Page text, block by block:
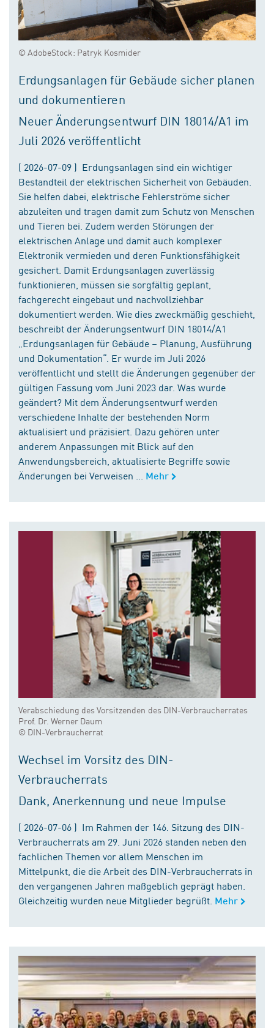
© AdobeStock: Patryk Kosmider
Erdungsanlagen für Gebäude sicher planen
und dokumentieren
Neuer Änderungsentwurf DIN 18014/A1 im
Juli 2026 veröffentlicht
( 2026-07-09 ) Erdungsanlagen sind ein wichtiger
Bestandteil der elektrischen Sicherheit von Gebäuden.
Sie helfen dabei, elektrische Fehlerströme sicher
abzuleiten und tragen damit zum Schutz von Menschen
und Tieren bei. Zudem werden Störungen der
elektrischen Anlage und damit auch komplexer
Elektronik vermieden und deren Funktionsfähigkeit
gesichert. Damit Erdungsanlagen zuverlässig
funktionieren, müssen sie sorgfältig geplant,
fachgerecht eingebaut und nachvollziehbar
dokumentiert werden. Wie dies zweckmäßig geschieht,
beschreibt der Änderungsentwurf DIN 18014/A1
„Erdungsanlagen für Gebäude – Planung, Ausführung
und Dokumentation“. Er wurde im Juli 2026
veröffentlicht und stellt die Änderungen gegenüber der
gültigen Fassung vom Juni 2023 dar. Was wurde
geändert? Mit dem Änderungsentwurf werden
verschiedene Inhalte der bestehenden Norm
aktualisiert und präzisiert. Dazu gehören unter
anderem Anpassungen mit Blick auf den
Anwendungsbereich, aktualisierte Begriffe sowie
Änderungen bei Verweisen ...
Mehr
Verabschiedung des Vorsitzenden des DIN-Verbraucherrates
Prof. Dr. Werner Daum
© DIN-Verbraucherrat
Wechsel im Vorsitz des DIN-
Verbraucherrats
Dank, Anerkennung und neue Impulse
( 2026-07-06 ) Im Rahmen der 146. Sitzung des DIN-
Verbraucherrats am 29. Juni 2026 standen neben den
fachlichen Themen vor allem Menschen im
Mittelpunkt, die die Arbeit des DIN-Verbraucherrats in
den vergangenen Jahren maßgeblich geprägt haben.
Gleichzeitig wurden neue Mitglieder begrüßt. Mehr